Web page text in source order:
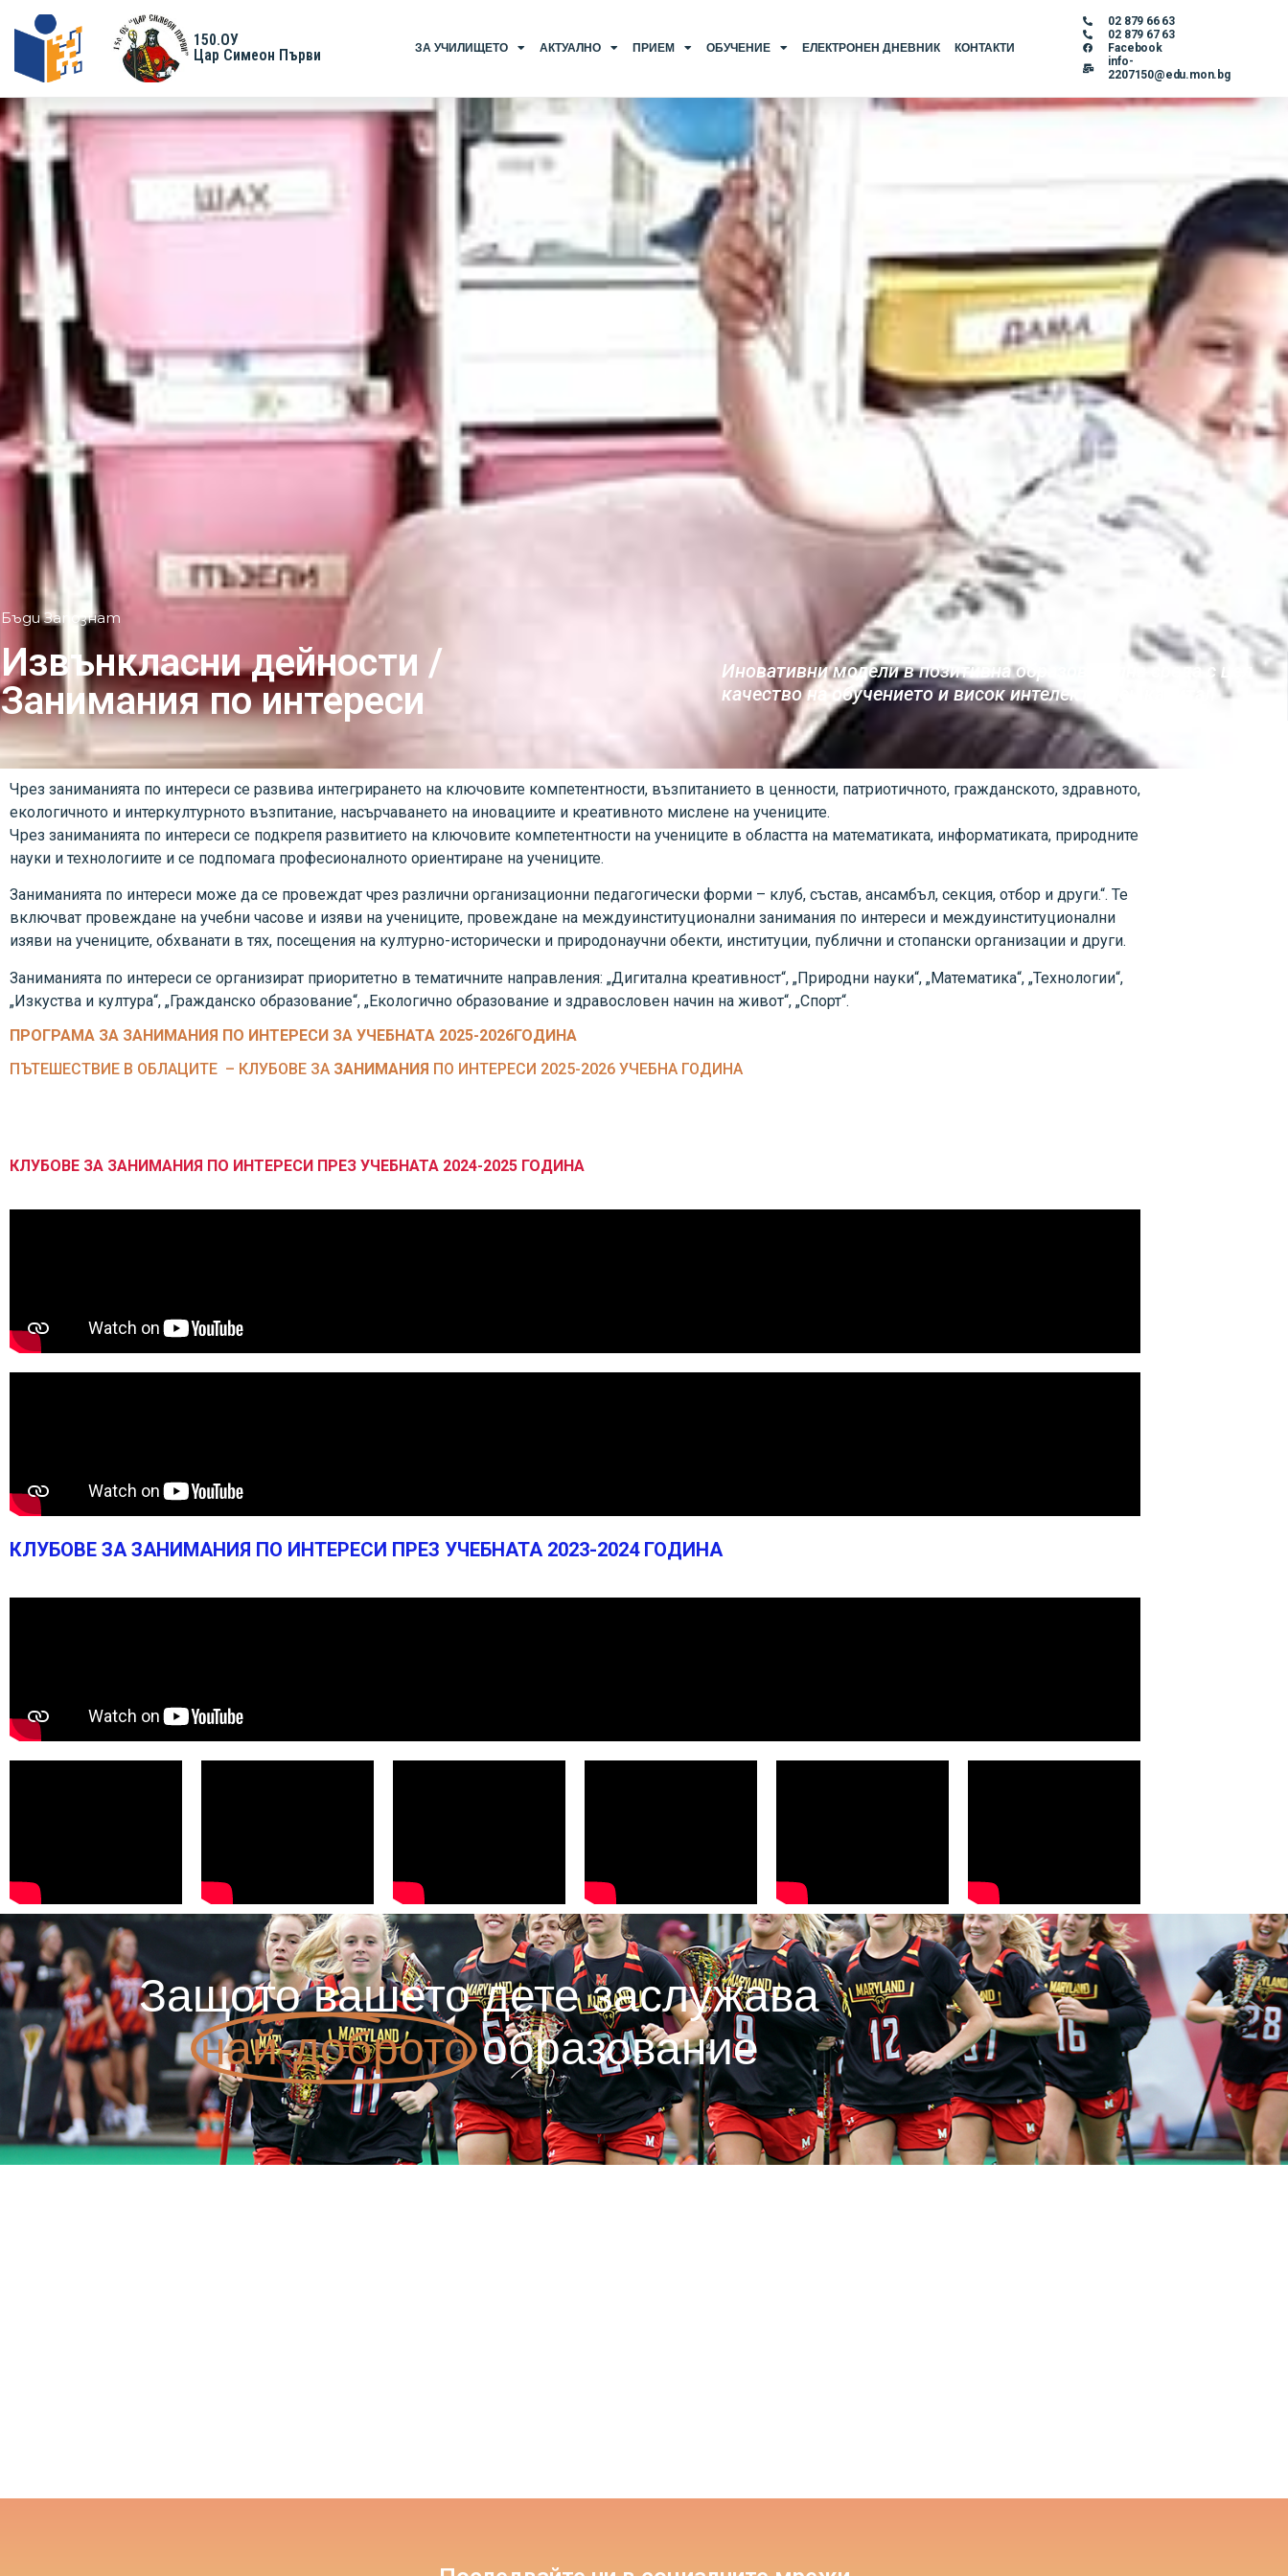
150.ОУ
Цар Симеон Първи
ЗА УЧИЛИЩЕТО АКТУАЛНО ПРИЕМ ОБУЧЕНИЕ ЕЛЕКТРОНЕН ДНЕВНИК КОНТАКТИ
02 879 66 63
02 879 67 63
Facebook
info-
2207150@edu.mon.bg
Бъди Запознат
Извънкласни дейности /
Занимания по интереси
Иновативни модели в позитивна образователна среда с цел
качество на обучението и висок интелектуален капитал
Чрез заниманията по интереси се развива интегрирането на ключовите компетентности, възпитанието в ценности, патриотичното, гражданското, здравното,
екологичното и интеркултурното възпитание, насърчаването на иновациите и креативното мислене на учениците.
Чрез заниманията по интереси се подкрепя развитието на ключовите компетентности на учениците в областта на математиката, информатиката, природните
науки и технологиите и се подпомага професионалното ориентиране на учениците.
Заниманията по интереси може да се провеждат чрез различни организационни педагогически форми – клуб, състав, ансамбъл, секция, отбор и други.“. Te
включват провеждане на учебни часове и изяви на учениците, провеждане на междуинституционални занимания по интереси и междуинституционални
изяви на учениците, обхванати в тях, посещения на културно-исторически и природонаучни обекти, институции, публични и стопански организации и други.
Заниманията по интереси се организират приоритетно в тематичните направления: „Дигитална креативност“, „Природни науки“, „Математика“, „Технологии“,
„Изкуства и култура“, „Гражданско образование“, „Екологично образование и здравословен начин на живот“, „Спорт“.
ПРОГРАМА ЗА ЗАНИМАНИЯ ПО ИНТЕРЕСИ ЗА УЧЕБНАТА 2025-2026ГОДИНА
ПЪТЕШЕСТВИЕ В ОБЛАЦИТЕ – КЛУБОВЕ ЗА ЗАНИМАНИЯ ПО ИНТЕРЕСИ 2025-2026 УЧЕБНА ГОДИНА
КЛУБОВЕ ЗА ЗАНИМАНИЯ ПО ИНТЕРЕСИ ПРЕЗ УЧЕБНАТА 2024-2025 ГОДИНА
КЛУБОВЕ ЗА ЗАНИМАНИЯ ПО ИНТЕРЕСИ ПРЕЗ УЧЕБНАТА 2023-2024 ГОДИНА
Защото вашето дете заслужава
най-доброто образование